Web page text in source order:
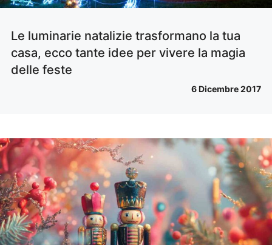
Le luminarie natalizie trasformano la tua
casa, ecco tante idee per vivere la magia
delle feste
6 Dicembre 2017